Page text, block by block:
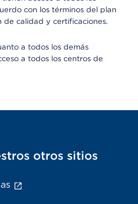
con los términos del plan
de calidad y certificaciones.
a todos los demás
a todos los centros de
otros sitios